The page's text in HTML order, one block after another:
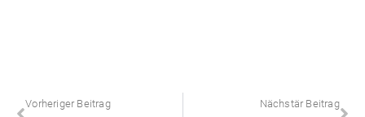
Vorheriger Beitrag Nächstär Beitrag